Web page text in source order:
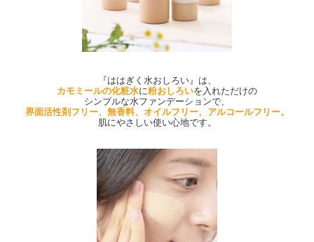
『ははぎく水おしろい』は、
カモミールの化粧水に粉おしろいを入れただけの
シンプルな水ファンデーションで、
界面活性剤フリー、無香料、オイルフリー、アルコールフリー。
肌にやさしい使い心地です。